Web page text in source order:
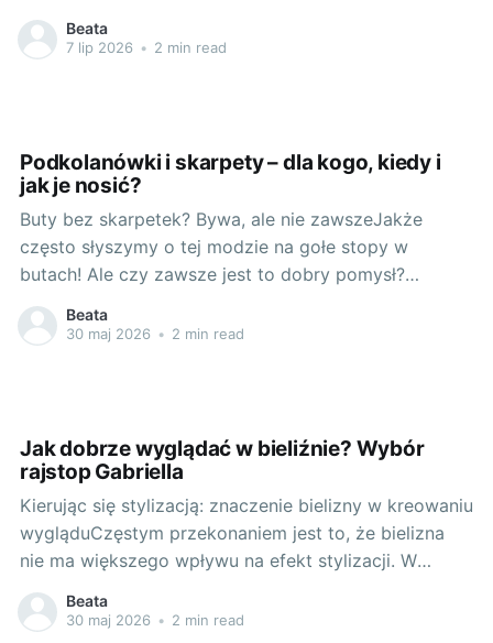
podnosi jakość łatwo dostępnych ubrań i dodaje
pewności siebie. To taki sekret, który mała grupka
Beata
7 lip 2026 • 2 min read
Podkolanówki i skarpety – dla kogo, kiedy i
jak je nosić?
Buty bez skarpetek? Bywa, ale nie zawszeJakże
często słyszymy o tej modzie na gołe stopy w
butach! Ale czy zawsze jest to dobry pomysł?
Skarpetki i podkolanówki, choć są często
postrzegane jako niezbyt modny dodatek, mają swoją
Beata
30 maj 2026 • 2 min read
Jak dobrze wyglądać w bieliźnie? Wybór
rajstop Gabriella
Kierując się stylizacją: znaczenie bielizny w kreowaniu
wygląduCzęstym przekonaniem jest to, że bielizna
nie ma większego wpływu na efekt stylizacji. W
końcu, jest ukryta pod warstwami ubrań, prawda?
Otóż nie. Rodzaj, kolor oraz krój bielizny, którą
Beata
30 maj 2026 • 2 min read